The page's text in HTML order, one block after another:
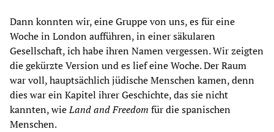
Dann konnten wir, eine Gruppe von uns, es für eine
Woche in London aufführen, in einer säkularen
Gesellschaft, ich habe ihren Namen vergessen. Wir zeigten
die gekürzte Version und es lief eine Woche. Der Raum
war voll, hauptsächlich jüdische Menschen kamen, denn
dies war ein Kapitel ihrer Geschichte, das sie nicht
kannten, wieLand and Freedom für die spanischen
Menschen.